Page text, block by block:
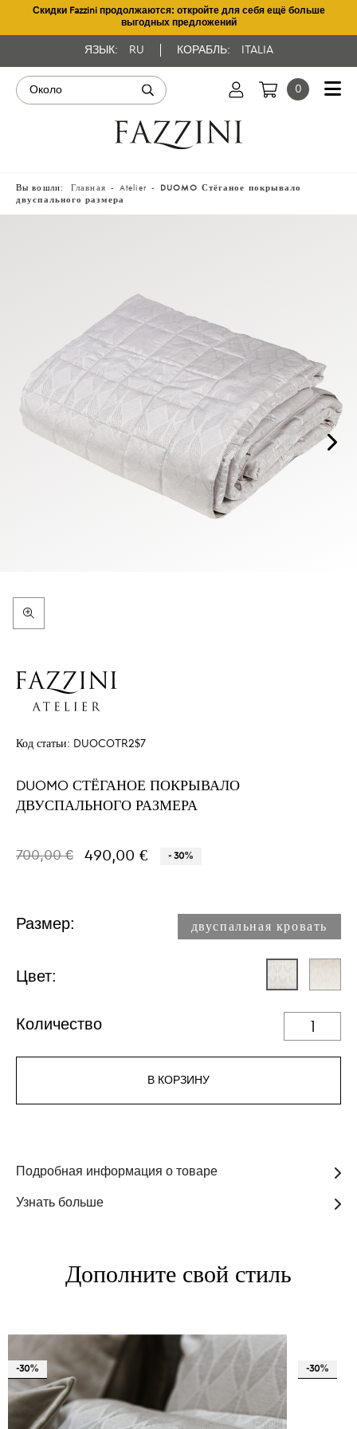
Скидки Fazzini продолжаются: откройте для себя ещё больше
выгодных предложений
ЯЗЫК: RU КОРАБЛЬ: ITALIA
0
Вы вошли: Главная Atelier
DUOMO Стёганое покрывало
двуспального размера
Код статьи: DUOCOTR2$7
DUOMO СТЁГАНОЕ ПОКРЫВАЛО
ДВУСПАЛЬНОГО РАЗМЕРА
700,00 € 490,00 € - 30%
Размер: двуспальная кровать
Цвет:
Количество
В КОРЗИНУ
Подробная информация о товаре
Узнать больше
Дополните свой стиль
-30% -30%